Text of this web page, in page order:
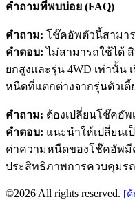
คำถามที่พบบ่อย (FAQ)
คำถาม: โช๊คอัพตัวนี้สามา
คำตอบ: ไม่สามารถใช้ได้
ยกสูงและรุ่น 4WD เท่านั้น
หนืดที่แตกต่างจากรุ่นตัวเตี้
คำถาม: ต้องเปลี่ยนโช๊คอัพ
คำตอบ: แนะนำให้เปลี่ยน
ค่าความหนืดของโช๊คอัพมี
ประสิทธิภาพการควบคุมร
©2026 All rights reserved. [ค้